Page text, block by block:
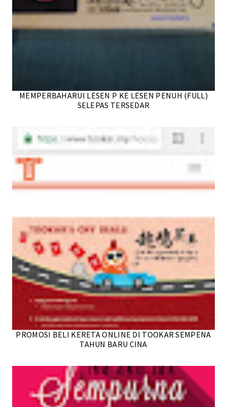
MEMPERBAHARUI LESEN P KE LESEN PENUH (FULL)
SELEPAS TERSEDAR
PROMOSI BELI KERETA ONLINE DI TOOKAR SEMPENA
TAHUN BARU CINA